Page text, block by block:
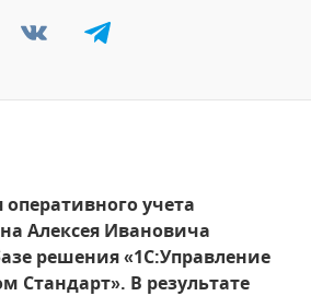
учета
Алексея Ивановича
решения «1С:Управление
Стандарт». В результате